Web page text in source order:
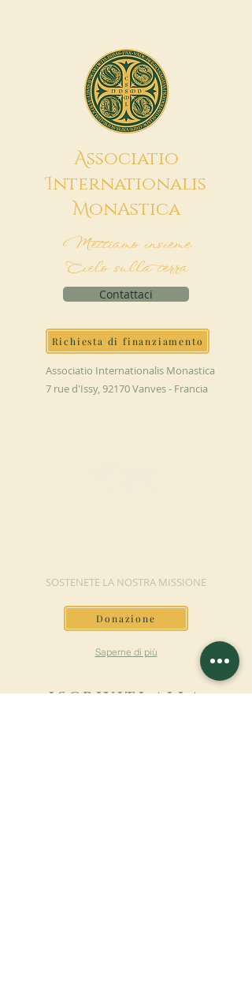
Associatio
Internationalis
MonAstica
Mettiamo insieme
Cielo sulla terra
Contattaci
Richiesta di finanziamento
Associatio Internationalis Monastica
7 rue d'Issy, 92170 Vanves - Francia
SOSTENETE LA NOSTRA MISSIONE
Donazione
Saperne di più
ISCRIVITI ALLA